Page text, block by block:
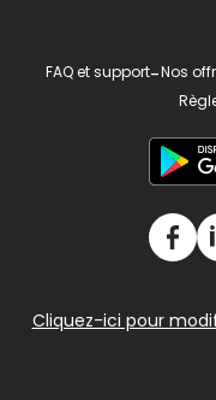
FAQ et support-Nos
Cliquez-ici pour